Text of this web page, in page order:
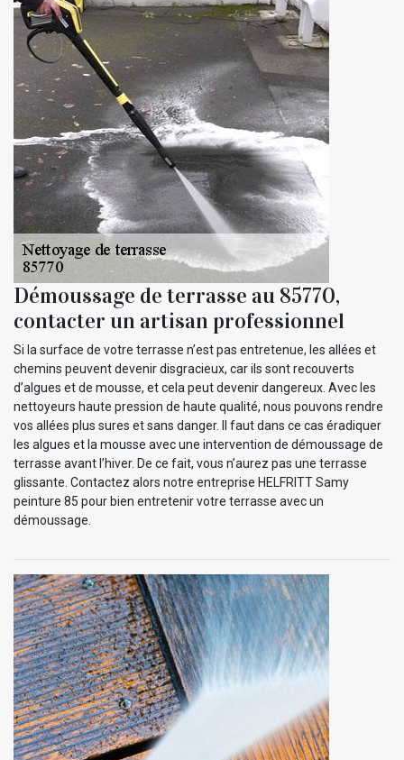
Démoussage de terrasse au 85770,
contacter un artisan professionnel
Si la surface de votre terrasse n’est pas entretenue, les allées et
chemins peuvent devenir disgracieux, car ils sont recouverts
d’algues et de mousse, et cela peut devenir dangereux. Avec les
nettoyeurs haute pression de haute qualité, nous pouvons rendre
vos allées plus sures et sans danger. Il faut dans ce cas éradiquer
les algues et la mousse avec une intervention de démoussage de
terrasse avant l’hiver. De ce fait, vous n’aurez pas une terrasse
glissante. Contactez alors notre entreprise HELFRITT Samy
peinture 85 pour bien entretenir votre terrasse avec un
démoussage.